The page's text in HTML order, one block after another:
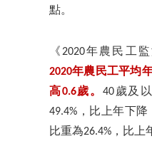
點。
《2020年農民工
2020年農民工平均
高0.6歲。 40歲及
49.4%，比上年下
比重為26.4%，比上